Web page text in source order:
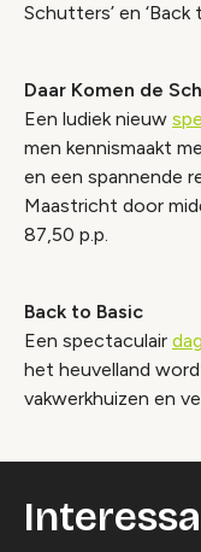
Schutters’ en ‘Back
Daar Komen de
Een ludiek nieuw
men kennismaakt
en een spannende
Maastricht door
87,50 p.p.
Back to Basic
Een spectaculair
het heuvelland
vakwerkhuizen en